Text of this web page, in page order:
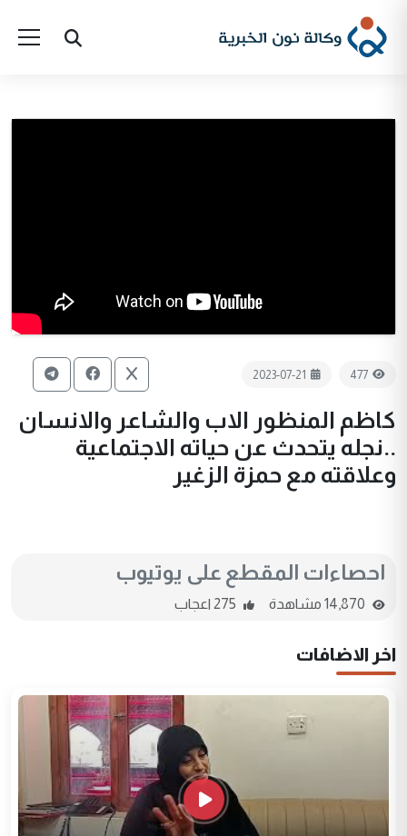
477
2023-07-21
كاظم المنظور الاب والشاعر والانسان
..نجله يتحدث عن حياته الاجتماعية
وعلاقته مع حمزة الزغير
احصاءات المقطع على يوتيوب
اخر الاضافات